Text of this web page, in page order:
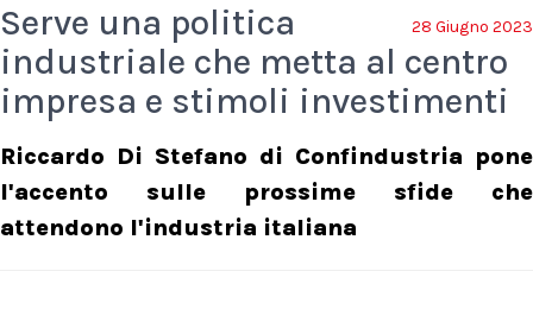
28 Giugno 2023
Serve una politica
industriale che metta al centro
impresa e stimoli investimenti
Riccardo Di Stefano di Confindustria pone
l'accento sulle prossime sfide che
attendono l'industria italiana